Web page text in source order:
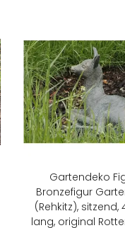
Gartendeko
Bronzefigur
(Rehkitz), sitzend,
lang, original